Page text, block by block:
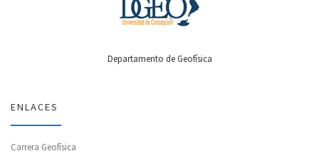
Departamento de Geofísica
ENLACES
Carrera Geofísica